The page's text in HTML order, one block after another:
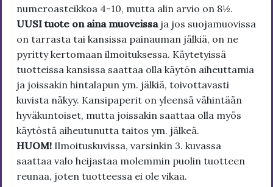
numeroasteikkoa 4-10, mutta alin arvio on 8½.
UUSI tuote on aina muoveissa ja jos suojamuovissa
on tarrasta tai kansissa painauman jälkiä, on ne
pyritty kertomaan ilmoituksessa. Käytetyissä
tuotteissa kansissa saattaa olla käytön aiheuttamia
ja joissakin hintalapun ym. jälkiä, toivottavasti
kuvista näkyy. Kansipaperit on yleensä vähintään
hyväkuntoiset, mutta joissakin saattaa olla myös
käytöstä aiheutunutta taitos ym. jälkeä.
HUOM! Ilmoituskuvissa, varsinkin 3. kuvassa
saattaa valo heijastaa molemmin puolin tuotteen
reunaa, joten tuotteessa ei ole vikaa.